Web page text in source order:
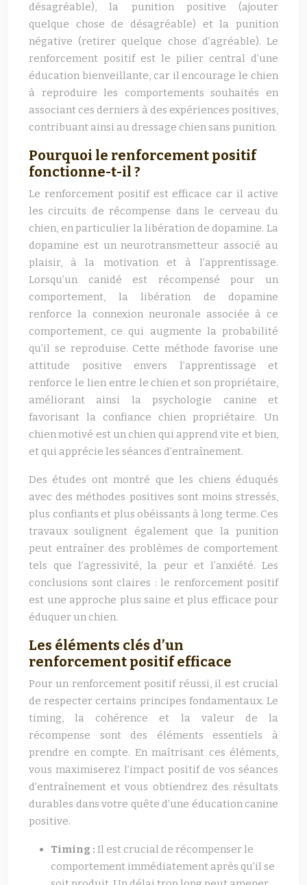
désagréable), la punition positive (ajouter
quelque chose de désagréable) et la punition
négative (retirer quelque chose d’agréable). Le
renforcement positif est le pilier central d’une
éducation bienveillante, car il encourage le chien
à reproduire les comportements souhaités en
associant ces derniers à des expériences positives,
contribuant ainsi au dressage chien sans punition.
Pourquoi le renforcement positif
fonctionne-t-il ?
Le renforcement positif est efficace car il active
les circuits de récompense dans le cerveau du
chien, en particulier la libération de dopamine. La
dopamine est un neurotransmetteur associé au
plaisir, à la motivation et à l’apprentissage.
Lorsqu’un canidé est récompensé pour un
comportement, la libération de dopamine
renforce la connexion neuronale associée à ce
comportement, ce qui augmente la probabilité
qu’il se reproduise. Cette méthode favorise une
attitude positive envers l’apprentissage et
renforce le lien entre le chien et son propriétaire,
améliorant ainsi la psychologie canine et
favorisant la confiance chien propriétaire. Un
chien motivé est un chien qui apprend vite et bien,
et qui apprécie les séances d’entraînement.
Des études ont montré que les chiens éduqués
avec des méthodes positives sont moins stressés,
plus confiants et plus obéissants à long terme. Ces
travaux soulignent également que la punition
peut entraîner des problèmes de comportement
tels que l’agressivité, la peur et l’anxiété. Les
conclusions sont claires : le renforcement positif
est une approche plus saine et plus efficace pour
éduquer un chien.
Les éléments clés d’un
renforcement positif efficace
Pour un renforcement positif réussi, il est crucial
de respecter certains principes fondamentaux. Le
timing, la cohérence et la valeur de la
récompense sont des éléments essentiels à
prendre en compte. En maîtrisant ces éléments,
vous maximiserez l’impact positif de vos séances
d’entraînement et vous obtiendrez des résultats
durables dans votre quête d’une éducation canine
positive.
Timing : Il est crucial de récompenser le
comportement immédiatement après qu’il se